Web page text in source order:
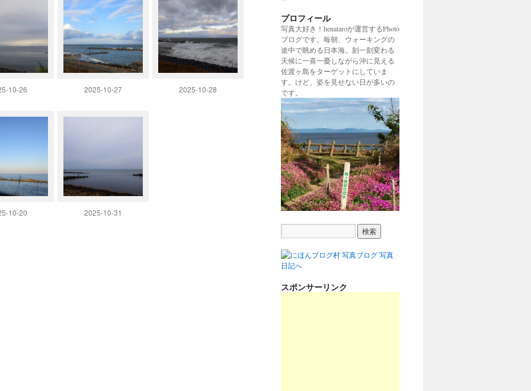
10-26 2025-10-27 2025-10-28
10-20 2025-10-31
プロフィール
写真大好き！henataroが運営するPhoto
ブログです。毎朝、ウォーキングの
途中で眺める日本海。刻一刻変わる
天候に一喜一憂しながら沖に見える
佐渡ヶ島をターゲットにしていま
す。けど、姿を見せない日が多いの
です。
スポンサーリンク